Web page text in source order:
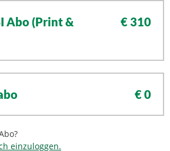
Abo (Print &
€ 310
€ 0
einzuloggen.